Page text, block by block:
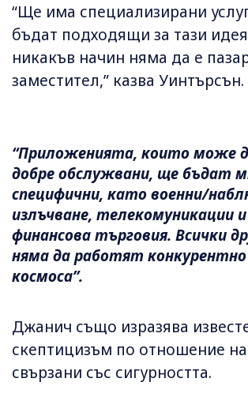
“Ще има специализирани
бъдат подходящи за тази
никакъв начин няма да е
заместител,” казва Уинтърсън.
“Приложенията, които може
добре обслужвани, ще бъдат
специфични, като военни/
излъчване, телекомуникации и
финансова търговия. Всички
няма да работят
космоса”.
Джанич също изразява
скептицизъм по отношение
свързани със сигурността.